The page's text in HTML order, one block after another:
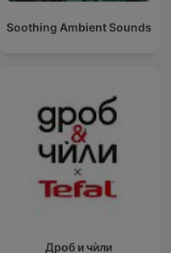
Soothing Ambient Sounds
Дроб и чѝли